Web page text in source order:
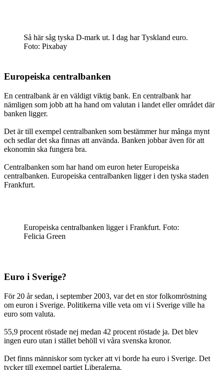
Så här såg tyska D-mark ut. I dag har Tyskland euro.
Foto: Pixabay
Europeiska centralbanken
En centralbank är en väldigt viktig bank. En centralbank har
nämligen som jobb att ha hand om valutan i landet eller området där
banken ligger.
Det är till exempel centralbanken som bestämmer hur många mynt
och sedlar det ska finnas att använda. Banken jobbar även för att
ekonomin ska fungera bra.
Centralbanken som har hand om euron heter Europeiska
centralbanken. Europeiska centralbanken ligger i den tyska staden
Frankfurt.
Europeiska centralbanken ligger i Frankfurt. Foto:
Felicia Green
Euro i Sverige?
För 20 år sedan, i september 2003, var det en stor folkomröstning
om euron i Sverige. Politikerna ville veta om vi i Sverige ville ha
euro som valuta.
55,9 procent röstade nej medan 42 procent röstade ja. Det blev
ingen euro utan i stället behöll vi våra svenska kronor.
Det finns människor som tycker att vi borde ha euro i Sverige. Det
tycker till exempel partiet Liberalerna.